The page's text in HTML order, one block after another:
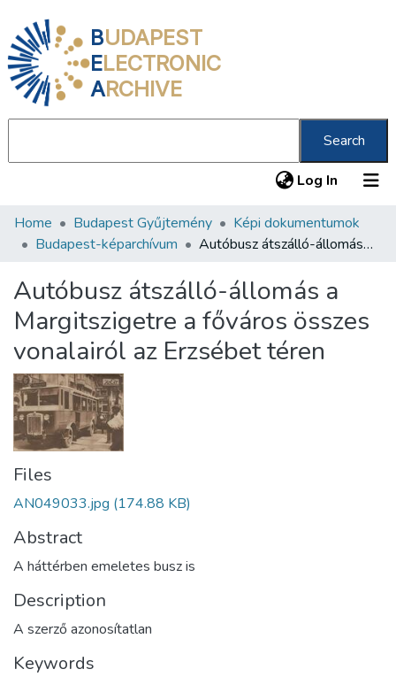
BUDAPEST
ELECTRONIC
ARCHIVE
Search
Log In (current)
Communities & Collections
Statistics
About us
Home Budapest Gyűjtemény
Képi dokumentumok
Budapest-képarchívum
Autóbusz átszálló-állomás a Margitszigetre a főváros összes vonalairól az Erzsébet téren
Autóbusz átszálló-állomás a
Margitszigetre a főváros összes
vonalairól az Erzsébet téren
Files
AN049033.jpg (174.88 KB)
Abstract
A háttérben emeletes busz is
Description
A szerző azonosítatlan
Keywords